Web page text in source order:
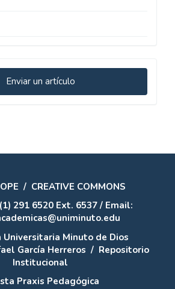
Enviar un artículo
/ CREATIVE COMMONS
291 6520 Ext. 6537 / Email:
Universitaria Minuto de Dios
García Herreros / Repositorio
Institucional
Praxis Pedagógica